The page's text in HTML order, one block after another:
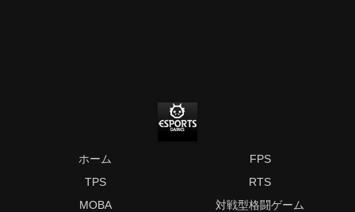
ホーム
FPS
TPS
RTS
MOBA
対戦型格闘ゲーム